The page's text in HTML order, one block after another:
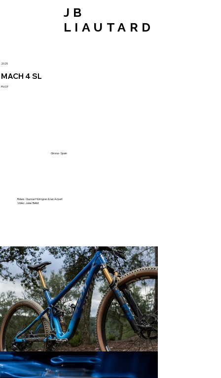
JB
LIAUTARD
PIVOT
MACH 4 SL
2025
Girona - Spain
Riders : Gunnar Holmgren & Ian Ackert
Vidéo : Jules Bellot